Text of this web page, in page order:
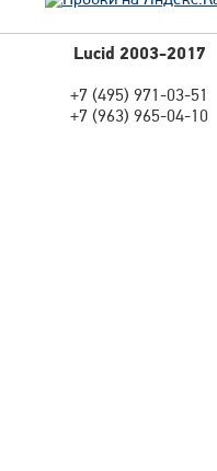
Lucid 2003-2017
+7 (495) 971-03-51
+7 (963) 965-04-10